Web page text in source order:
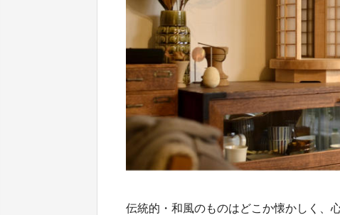
伝統的・和風のものはどこか懐かしく、